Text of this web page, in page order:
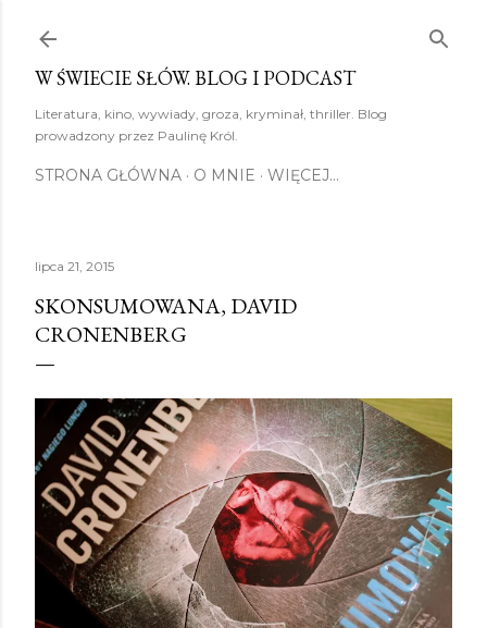
W ŚWIECIE SŁÓW. BLOG I PODCAST
Literatura, kino, wywiady, groza, kryminał, thriller. Blog
prowadzony przez Paulinę Król.
STRONA GŁÓWNA O MNIE WIĘCEJ…
lipca 21, 2015
SKONSUMOWANA, DAVID
CRONENBERG